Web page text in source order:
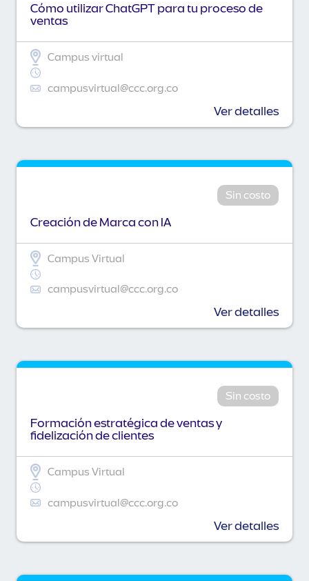
Cómo utilizar ChatGPT para tu proceso de
ventas
Campus virtual
campusvirtual@ccc.org.co
Ver detalles
Sin costo
Creación de Marca con IA
Campus Virtual
campusvirtual@ccc.org.co
Ver detalles
Sin costo
Formación estratégica de ventas y
fidelización de clientes
Campus Virtual
campusvirtual@ccc.org.co
Ver detalles